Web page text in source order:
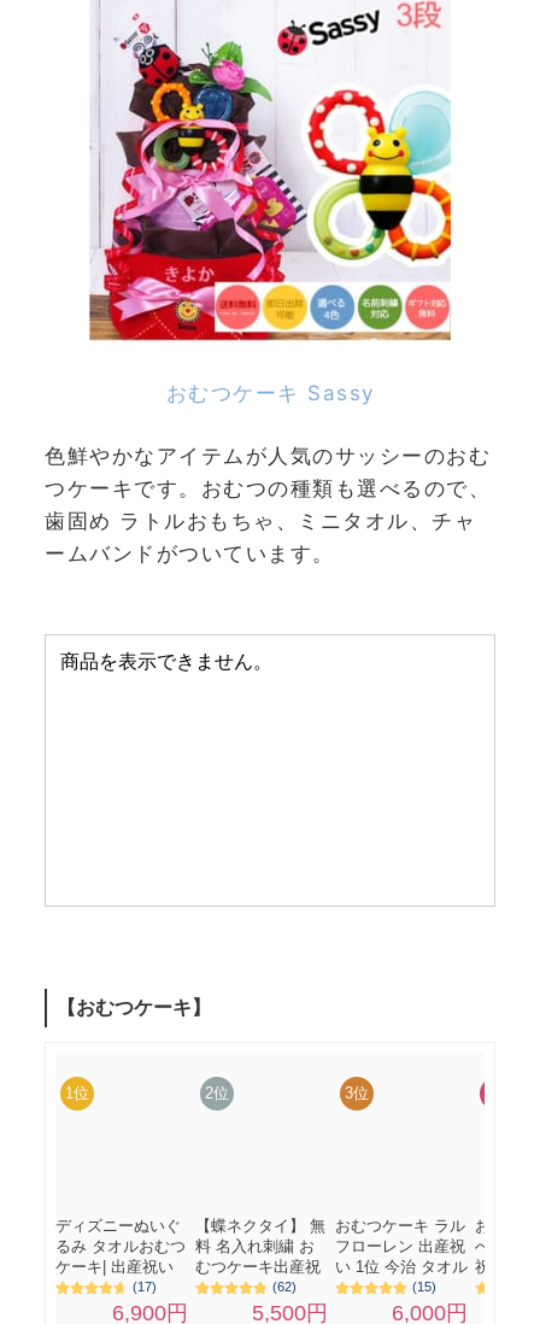
おむつケーキ Sassy
色鮮やかなアイテムが人気のサッシーのおむ
つケーキです。おむつの種類も選べるので、
歯固め ラトルおもちゃ、ミニタオル、チャ
ームバンドがついています。